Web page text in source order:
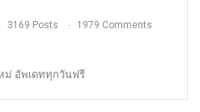
3169 Posts 1979 Comments
ม่ อัพเดททุกวันฟรี